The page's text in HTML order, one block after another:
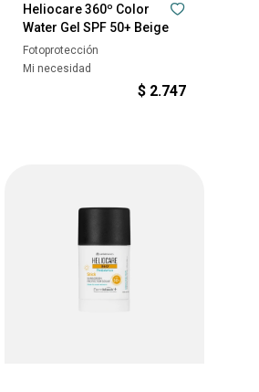
Heliocare 360º Color
Water Gel SPF 50+ Beige
Fotoprotección
Mi necesidad
$ 2.747